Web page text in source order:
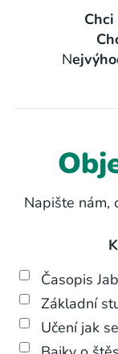
N
Napište nám,
Časopis
Základní
Učení jak